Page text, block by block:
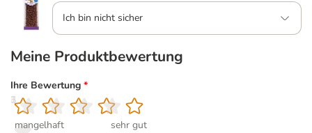
Ich bin nicht sicher
Meine Produktbewertung
Ihre Bewertung *
1
mangelhaft
2
3
4
5
sehr gut